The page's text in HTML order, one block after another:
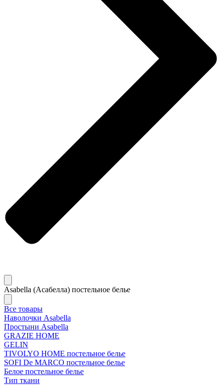
Asabella (Асабелла) постельное белье
Все товары
Наволочки Asabella
Простыни Asabella
GRAZIE HOME
GELIN
TIVOLYO HOME постельное белье
SOFI De MARCO постельное белье
Белое постельное белье
Тип ткани